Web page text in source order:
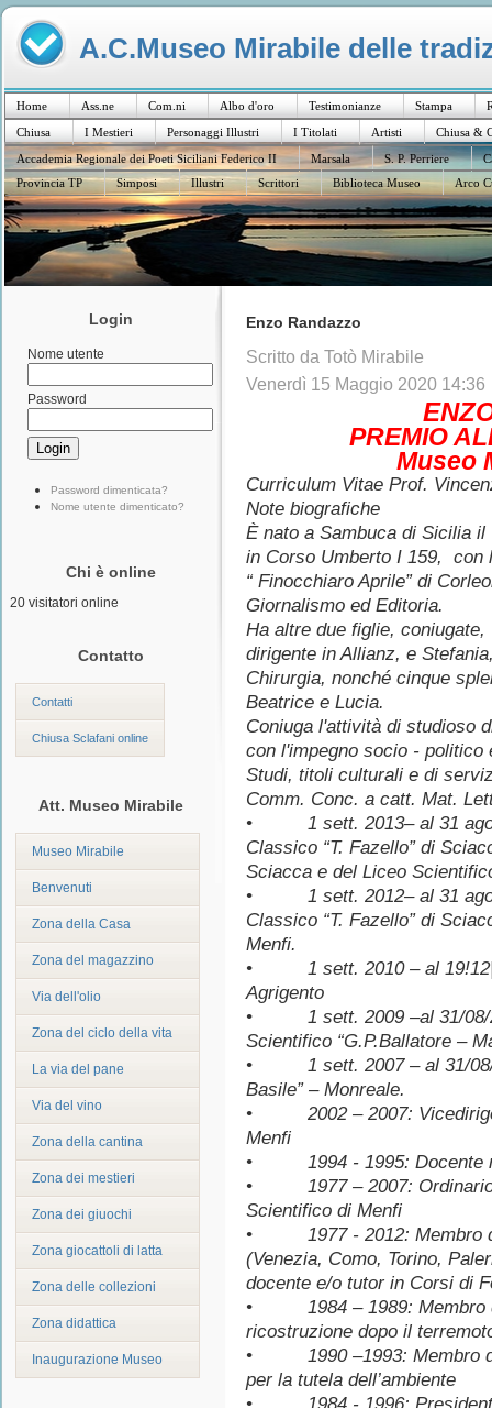
A.C.Museo Mirabile delle
Home Ass.ne Com.ni Albo d'oro Testimonianze Stampa
Chiusa
I Mestieri Personaggi Illustri I Titolati Artisti
Chiusa &
Accademia Regionale dei Poeti Siciliani Federico II
Marsala S. P. Perriere
Provincia TP
Simposi Illustri Scrittori Biblioteca Museo Arco
Login
Nome utente
Password
Password dimenticata?
Nome utente dimenticato?
Chi è online
20 visitatori online
Contatto
Contatti
Chiusa Sclafani online
Att. Museo Mirabile
Museo Mirabile
Benvenuti
Zona della Casa
Zona del magazzino
Via dell'olio
Zona del ciclo della vita
La via del pane
Via del vino
Zona della cantina
Zona dei mestieri
Zona dei giuochi
Zona giocattoli di latta
Zona delle collezioni
Zona didattica
Inaugurazione Museo
Enzo Randazzo
Scritto da Totò Mirabile
Venerdì 15 Maggio 2020 14:36
PREMIO
Museo
Curriculum Vitae Prof.
Note biografiche
È nato a Sambuca di Sicilia
in Corso Umberto I 159, con
“ Finocchiaro Aprile” di
Giornalismo ed Editoria.
Ha altre due figlie,
dirigente in Allianz, e
Chirurgia, nonché cinque
Beatrice e Lucia.
Coniuga l'attività di studioso
con l'impegno socio - politico
Studi, titoli culturali e di
Comm. Conc. a catt. Mat.
• 1 sett. 2013– al 31
Classico “T. Fazello” di
Sciacca e del Liceo
• 1 sett. 2012– al 31
Classico “T. Fazello” di
Menfi.
• 1 sett. 2010 – al
Agrigento
• 1 sett. 2009 –al 31/08/
Scientifico “G.P.Ballatore –
• 1 sett. 2007 – al 31/08/
Basile” – Monreale.
• 2002 – 2007:
Menfi
• 1994 - 1995: Docente
• 1977 – 2007: Ordinario
Scientifico di Menfi
• 1977 - 2012: Membro di
(Venezia, Como, Torino,
docente e/o tutor in Corsi di
• 1984 – 1989: Membro
ricostruzione dopo il
• 1990 –1993: Membro
per la tutela dell’ambiente